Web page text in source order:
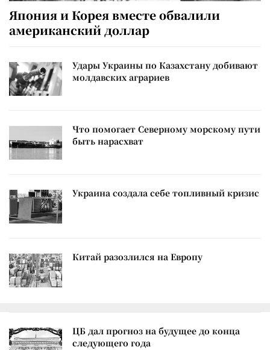
Япония и Корея вместе обвалили
американский доллар
Удары Украины по Казахстану добивают
молдавских аграриев
Что помогает Северному морскому пути
быть нарасхват
Украина создала себе топливный кризис
Китай разозлился на Европу
ЦБ дал прогноз на будущее до конца
следующего года